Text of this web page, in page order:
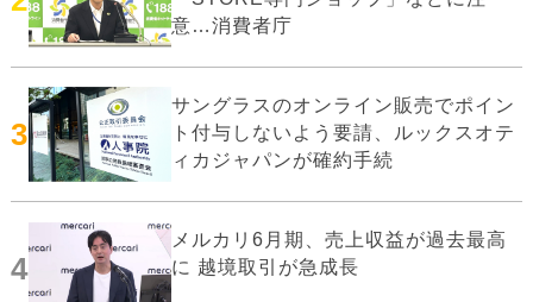
意…消費者庁
3
サングラスのオンライン販売でポイン
ト付与しないよう要請、ルックスオテ
ィカジャパンが確約手続
4
メルカリ6月期、売上収益が過去最高
に 越境取引が急成長